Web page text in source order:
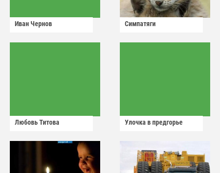
Иван Чернов Симпатяги
Любовь Титова Улочка в предгорье